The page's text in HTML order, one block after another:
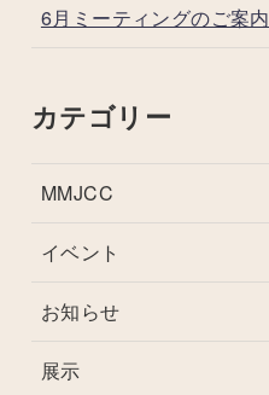
6月ミーティングのご案内
カテゴリー
MMJCC
イベント
お知らせ
展示